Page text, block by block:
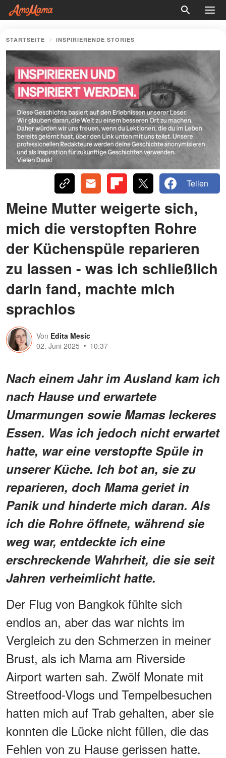
STARTSEITE INSPIRIERENDE STORIES
Teilen
Meine Mutter weigerte sich,
mich die verstopften Rohre
der Küchenspüle reparieren
zu lassen - was ich schließlich
darin fand, machte mich
sprachlos
Von Edita Mesic
02. Juni 2025
10:37
Nach einem Jahr im Ausland kam ich
nach Hause und erwartete
Umarmungen sowie Mamas leckeres
Essen. Was ich jedoch nicht erwartet
hatte, war eine verstopfte Spüle in
unserer Küche. Ich bot an, sie zu
reparieren, doch Mama geriet in
Panik und hinderte mich daran. Als
ich die Rohre öffnete, während sie
weg war, entdeckte ich eine
erschreckende Wahrheit, die sie seit
Jahren verheimlicht hatte.
Der Flug von Bangkok fühlte sich
endlos an, aber das war nichts im
Vergleich zu den Schmerzen in meiner
Brust, als ich Mama am Riverside
Airport warten sah. Zwölf Monate mit
Streetfood-Vlogs und Tempelbesuchen
hatten mich auf Trab gehalten, aber sie
konnten die Lücke nicht füllen, die das
Fehlen von zu Hause gerissen hatte.